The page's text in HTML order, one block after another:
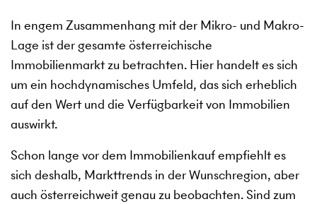
In engem Zusammenhang mit der Mikro- und Makro-
Lage ist der gesamte österreichische
Immobilienmarkt zu betrachten. Hier handelt es sich
um ein hochdynamisches Umfeld, das sich erheblich
auf den Wert und die Verfügbarkeit von Immobilien
auswirkt.
Schon lange vor dem Immobilienkauf empfiehlt es
sich deshalb, Markttrends in der Wunschregion, aber
auch österreichweit genau zu beobachten. Sind zum